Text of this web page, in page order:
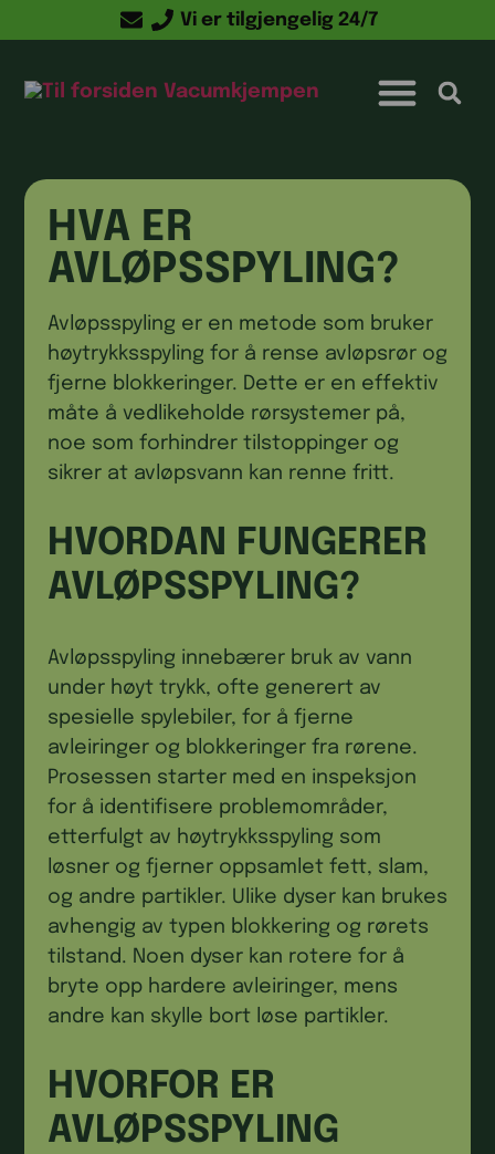
Vi er tilgjengelig 24/7
HVA ER
AVLØPSSPYLING?
Avløpsspyling er en metode som bruker
høytrykksspyling for å rense avløpsrør og
fjerne blokkeringer. Dette er en effektiv
måte å vedlikeholde rørsystemer på,
noe som forhindrer tilstoppinger og
sikrer at avløpsvann kan renne fritt.
HVORDAN FUNGERER
AVLØPSSPYLING?
Avløpsspyling innebærer bruk av vann
under høyt trykk, ofte generert av
spesielle spylebiler, for å fjerne
avleiringer og blokkeringer fra rørene.
Prosessen starter med en inspeksjon
for å identifisere problemområder,
etterfulgt av høytrykksspyling som
løsner og fjerner oppsamlet fett, slam,
og andre partikler. Ulike dyser kan brukes
avhengig av typen blokkering og rørets
tilstand. Noen dyser kan rotere for å
bryte opp hardere avleiringer, mens
andre kan skylle bort løse partikler.
HVORFOR ER
AVLØPSSPYLING